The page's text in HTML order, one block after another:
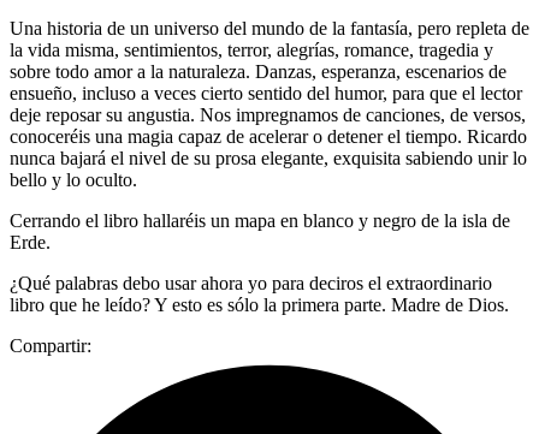
Una historia de un universo del mundo de la fantasía, pero repleta de
la vida misma, sentimientos, terror, alegrías, romance, tragedia y
sobre todo amor a la naturaleza. Danzas, esperanza, escenarios de
ensueño, incluso a veces cierto sentido del humor, para que el lector
deje reposar su angustia. Nos impregnamos de canciones, de versos,
conoceréis una magia capaz de acelerar o detener el tiempo. Ricardo
nunca bajará el nivel de su prosa elegante, exquisita sabiendo unir lo
bello y lo oculto.
Cerrando el libro hallaréis un mapa en blanco y negro de la isla de
Erde.
¿Qué palabras debo usar ahora yo para deciros el extraordinario
libro que he leído? Y esto es sólo la primera parte. Madre de Dios.
Compartir: